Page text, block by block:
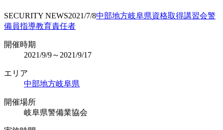
SECURITY NEWS2021/7/8中部地方岐阜県資格取得講習会警
備員指導教育責任者
開催時期
2021/9/9～2021/9/17
エリア
中部地方岐阜県
開催場所
岐阜県警備業協会